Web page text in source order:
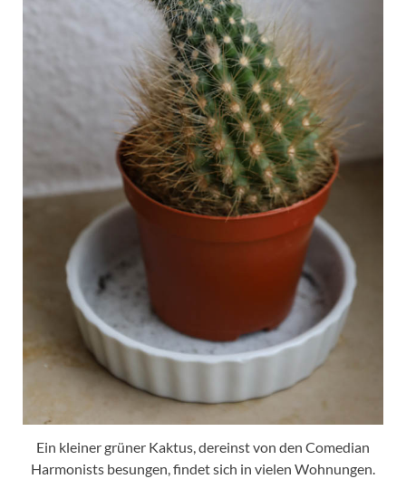
Ein kleiner grüner Kaktus, dereinst von den Comedian
Harmonists besungen, findet sich in vielen Wohnungen.